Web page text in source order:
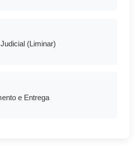
(Liminar)
e Entrega